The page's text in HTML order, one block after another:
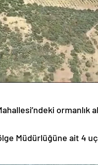
Müdürlüğüne ait 4